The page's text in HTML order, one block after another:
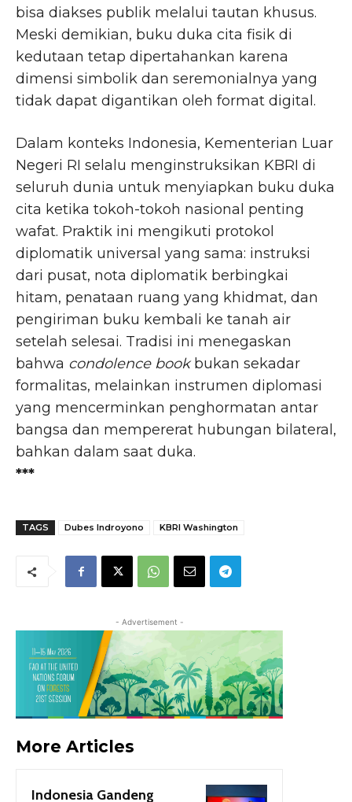
bisa diakses publik melalui tautan khusus.
Meski demikian, buku duka cita fisik di
kedutaan tetap dipertahankan karena
dimensi simbolik dan seremonialnya yang
tidak dapat digantikan oleh format digital.
Dalam konteks Indonesia, Kementerian Luar
Negeri RI selalu menginstruksikan KBRI di
seluruh dunia untuk menyiapkan buku duka
cita ketika tokoh-tokoh nasional penting
wafat. Praktik ini mengikuti protokol
diplomatik universal yang sama: instruksi
dari pusat, nota diplomatik berbingkai
hitam, penataan ruang yang khidmat, dan
pengiriman buku kembali ke tanah air
setelah selesai. Tradisi ini menegaskan
bahwa condolence bookbukan sekadar
formalitas, melainkan instrumen diplomasi
yang mencerminkan penghormatan antar
bangsa dan mempererat hubungan bilateral,
bahkan dalam saat duka.​
***
TAGS Dubes Indroyono KBRI Washington
- Advertisement -
More Articles
Indonesia Gandeng